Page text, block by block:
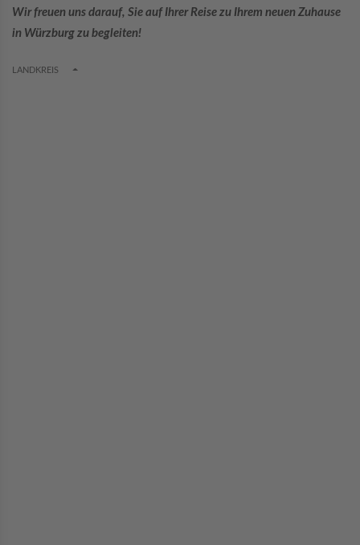
Wir freuen uns darauf, Sie auf Ihrer Reise zu Ihrem neuen Zuhause
in Würzburg zu begleiten!
LANDKREIS TOGGLE DROPDOWN